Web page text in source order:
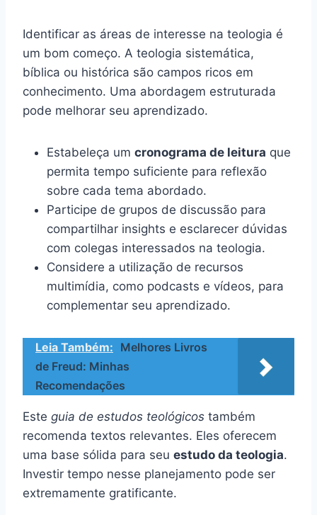
Identificar as áreas de interesse na teologia é
um bom começo. A teologia sistemática,
bíblica ou histórica são campos ricos em
conhecimento. Uma abordagem estruturada
pode melhorar seu aprendizado.
Estabeleça um cronograma de leitura que
permita tempo suficiente para reflexão
sobre cada tema abordado.
Participe de grupos de discussão para
compartilhar insights e esclarecer dúvidas
com colegas interessados na teologia.
Considere a utilização de recursos
multimídia, como podcasts e vídeos, para
complementar seu aprendizado.
Leia Também: Melhores Livros
de Freud: Minhas
Recomendações
Este guia de estudos teológicos também
recomenda textos relevantes. Eles oferecem
uma base sólida para seu estudo da teologia.
Investir tempo nesse planejamento pode ser
extremamente gratificante.